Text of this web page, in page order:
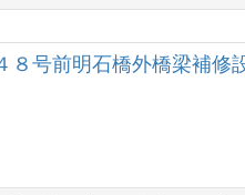
号前明石橋外橋梁補修